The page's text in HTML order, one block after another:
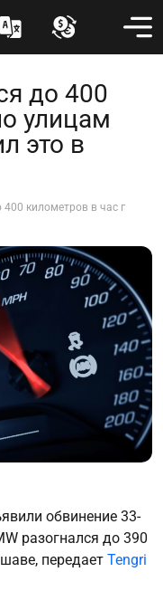
до 400
улицам
это в
400 километров в час по
обвинение 33-
разогнался до 390
передает Tengri